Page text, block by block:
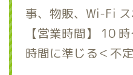
事、物販、Wi-Fi ス
【営業時間】 10
時間に準じる＜不